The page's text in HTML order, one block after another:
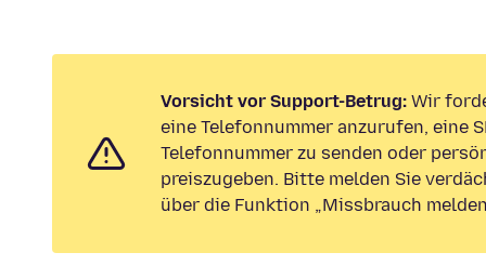
Vorsicht vor Support-Betrug: Wir
eine Telefonnummer anzurufen, eine
Telefonnummer zu senden oder
preiszugeben. Bitte melden Sie
über die Funktion „Missbrauch